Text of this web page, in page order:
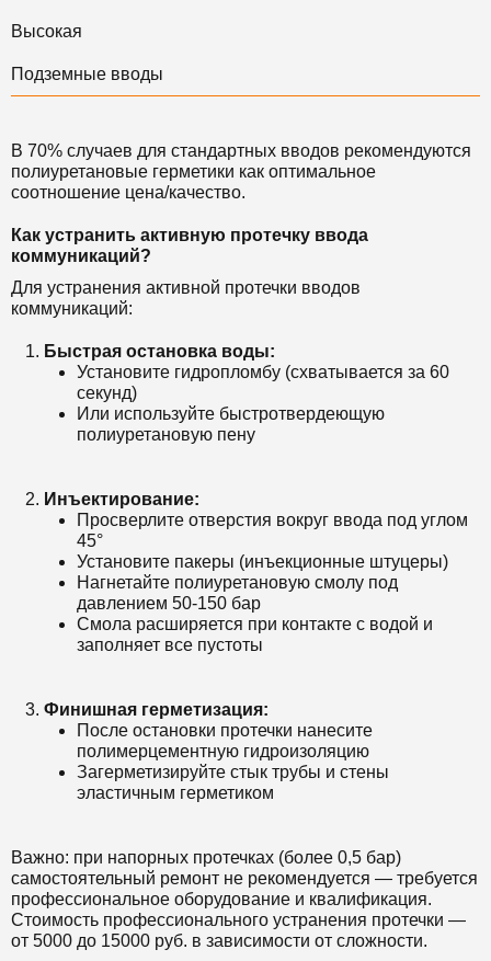
Высокая
Подземные вводы
В 70% случаев для стандартных вводов рекомендуются
полиуретановые герметики как оптимальное
соотношение цена/качество.
Как устранить активную протечку ввода
коммуникаций?
Для устранения активной протечки вводов
коммуникаций:
Быстрая остановка воды:
Установите гидропломбу (схватывается за 60
секунд)
Или используйте быстротвердеющую
полиуретановую пену
Инъектирование:
Просверлите отверстия вокруг ввода под углом
45°
Установите пакеры (инъекционные штуцеры)
Нагнетайте полиуретановую смолу под
давлением 50-150 бар
Смола расширяется при контакте с водой и
заполняет все пустоты
Финишная герметизация:
После остановки протечки нанесите
полимерцементную гидроизоляцию
Загерметизируйте стык трубы и стены
эластичным герметиком
Важно: при напорных протечках (более 0,5 бар)
самостоятельный ремонт не рекомендуется — требуется
профессиональное оборудование и квалификация.
Стоимость профессионального устранения протечки —
от 5000 до 15000 руб. в зависимости от сложности.